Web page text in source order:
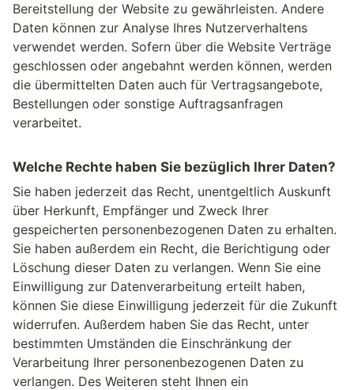
Bereitstellung der Website zu gewährleisten. Andere
Daten können zur Analyse Ihres Nutzerverhaltens
verwendet werden. Sofern über die Website Verträge
geschlossen oder angebahnt werden können, werden
die übermittelten Daten auch für Vertragsangebote,
Bestellungen oder sonstige Auftragsanfragen
verarbeitet.
Welche Rechte haben Sie bezüglich Ihrer Daten?
Sie haben jederzeit das Recht, unentgeltlich Auskunft
über Herkunft, Empfänger und Zweck Ihrer
gespeicherten personenbezogenen Daten zu erhalten.
Sie haben außerdem ein Recht, die Berichtigung oder
Löschung dieser Daten zu verlangen. Wenn Sie eine
Einwilligung zur Datenverarbeitung erteilt haben,
können Sie diese Einwilligung jederzeit für die Zukunft
widerrufen. Außerdem haben Sie das Recht, unter
bestimmten Umständen die Einschränkung der
Verarbeitung Ihrer personenbezogenen Daten zu
verlangen. Des Weiteren steht Ihnen ein